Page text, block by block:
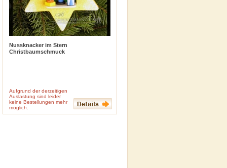
Nussknacker im Stern
Christbaumschmuck
Aufgrund der derzeitigen
Auslastung sind leider
keine Bestellungen mehr
möglich.
( Stk. enth.)
inkl. 19 % MwSt
zzgl.Versandkosten